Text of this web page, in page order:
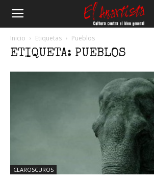
Inicio Etiquetas Pueblos
ETIQUETA: PUEBLOS
CLAROSCUROS